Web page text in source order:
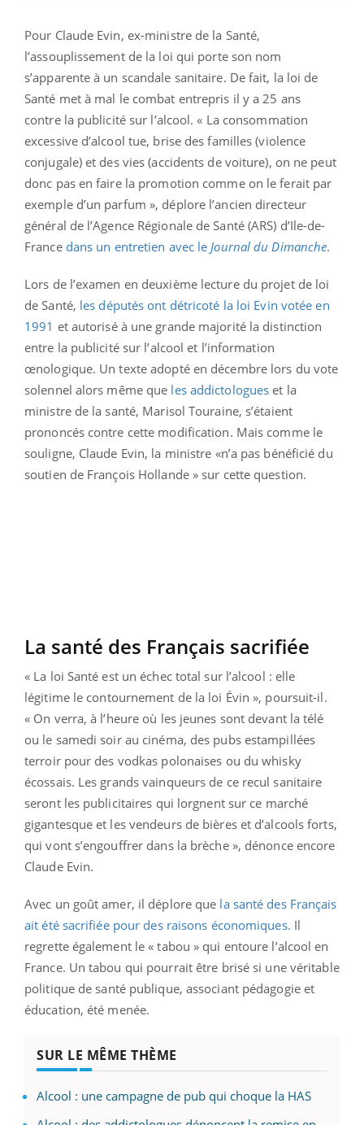
Pour Claude Evin, ex-ministre de la Santé,
l’assouplissement de la loi qui porte son nom
s’apparente à un scandale sanitaire. De fait, la loi de
Santé met à mal le combat entrepris il y a 25 ans
contre la publicité sur l’alcool. « La consommation
excessive d’alcool tue, brise des familles (violence
conjugale) et des vies (accidents de voiture), on ne peut
donc pas en faire la promotion comme on le ferait par
exemple d’un parfum », déplore l’ancien directeur
général de l’Agence Régionale de Santé (ARS) d’Ile-de-
France dans un entretien avec le Journal du Dimanche.
Lors de l’examen en deuxième lecture du projet de loi
de Santé, les députés ont détricoté la loi Evin votée en
1991 et autorisé à une grande majorité la distinction
entre la publicité sur l’alcool et l’information
œnologique. Un texte adopté en décembre lors du vote
solennel alors même que les addictologues et la
ministre de la santé, Marisol Touraine, s’étaient
prononcés contre cette modification. Mais comme le
souligne, Claude Evin, la ministre «n’a pas bénéficié du
soutien de François Hollande » sur cette question.
La santé des Français sacrifiée
« La loi Santé est un échec total sur l’alcool : elle
légitime le contournement de la loi Évin », poursuit-il.
« On verra, à l’heure où les jeunes sont devant la télé
ou le samedi soir au cinéma, des pubs estampillées
terroir pour des vodkas polonaises ou du whisky
écossais. Les grands vainqueurs de ce recul sanitaire
seront les publicitaires qui lorgnent sur ce marché
gigantesque et les vendeurs de bières et d’alcools forts,
qui vont s’engouffrer dans la brèche », dénonce encore
Claude Evin.
Avec un goût amer, il déplore que la santé des Français
ait été sacrifiée pour des raisons économiques. Il
regrette également le « tabou » qui entoure l’alcool en
France. Un tabou qui pourrait être brisé si une véritable
politique de santé publique, associant pédagogie et
éducation, été menée.
SUR LE MÊME THÈME
Alcool : une campagne de pub qui choque la HAS